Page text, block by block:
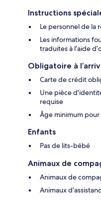
Instructions
Le personnel de la
Les informations
traduites à l’aide
Obligatoire à
Carte de crédit
Une pièce
requise
Âge minimum
Enfants
Pas de lits-bébé
Animaux de
Animaux de
Animaux